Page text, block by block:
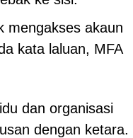
mengakses akaun
kata laluan, MFA
dan organisasi
dengan ketara.